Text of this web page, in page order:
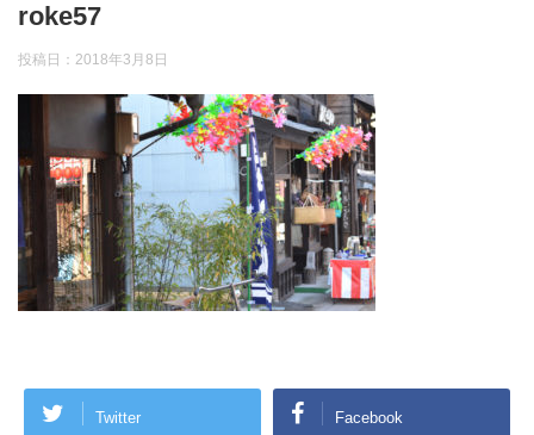
roke57
投稿日： 2018年3月8日
Twitter Facebook